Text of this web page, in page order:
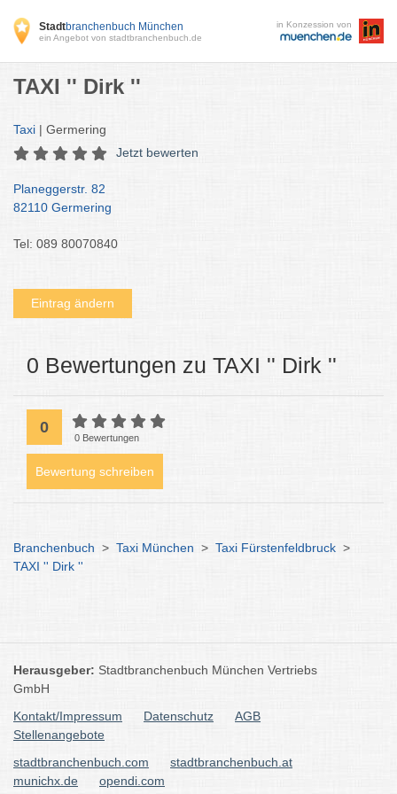
Stadtbranchenbuch München
ein Angebot von stadtbranchenbuch.de
in Konzession von
TAXI '' Dirk ''
Taxi | Germering
Jetzt bewerten
Planeggerstr. 82
82110 Germering
Tel: 089 80070840
Eintrag ändern
0 Bewertungen zu TAXI '' Dirk ''
0
0 Bewertungen
Bewertung schreiben
Branchenbuch > Taxi München > Taxi Fürstenfeldbruck >
TAXI '' Dirk ''
Herausgeber: Stadtbranchenbuch München Vertriebs
GmbH
Kontakt/Impressum
Datenschutz
AGB
Stellenangebote
stadtbranchenbuch.com
stadtbranchenbuch.at
munichx.de
opendi.com